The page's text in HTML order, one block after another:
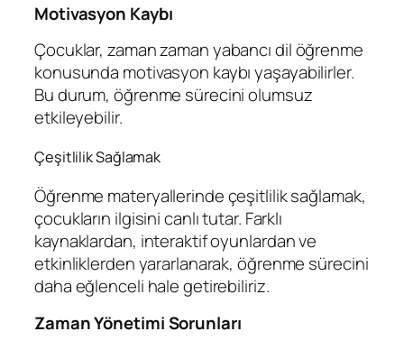
Motivasyon Kaybı
Çocuklar, zaman zaman yabancı dil öğrenme
konusunda motivasyon kaybı yaşayabilirler.
Bu durum, öğrenme sürecini olumsuz
etkileyebilir.
Çeşitlilik Sağlamak
Öğrenme materyallerinde çeşitlilik sağlamak,
çocukların ilgisini canlı tutar. Farklı
kaynaklardan, interaktif oyunlardan ve
etkinliklerden yararlanarak, öğrenme sürecini
daha eğlenceli hale getirebiliriz.
Zaman Yönetimi Sorunları